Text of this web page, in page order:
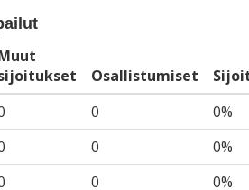
Osallistumiset
0
0%
0
0%
0 0%